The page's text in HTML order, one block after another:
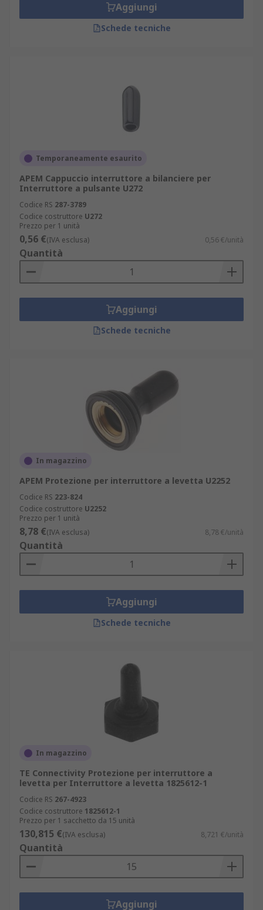
Aggiungi
Schede tecniche
Temporaneamente esaurito
APEM Cappuccio interruttore a bilanciere per
Interruttore a pulsante U272
Codice RS 287-3789
Codice costruttore U272
Prezzo per 1 unità
0,56 €(IVA esclusa) 0,56 €/unità
Quantità
Aggiungi
Schede tecniche
In magazzino
APEM Protezione per interruttore a levetta U2252
Codice RS 223-824
Codice costruttore U2252
Prezzo per 1 unità
8,78 €(IVA esclusa) 8,78 €/unità
Quantità
Aggiungi
Schede tecniche
In magazzino
TE Connectivity Protezione per interruttore a
levetta per Interruttore a levetta 1825612-1
Codice RS 267-4923
Codice costruttore 1825612-1
Prezzo per 1 sacchetto da 15 unità
130,815 €(IVA esclusa) 8,721 €/unità
Quantità
Aggiungi